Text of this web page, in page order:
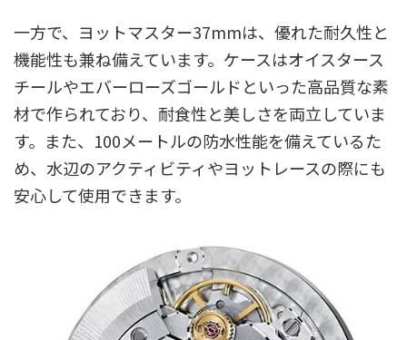
一方で、ヨットマスター37mmは、優れた耐久性と
機能性も兼ね備えています。ケースはオイスタース
チールやエバーローズゴールドといった高品質な素
材で作られており、耐食性と美しさを両立していま
す。また、100メートルの防水性能を備えているた
め、水辺のアクティビティやヨットレースの際にも
安心して使用できます。